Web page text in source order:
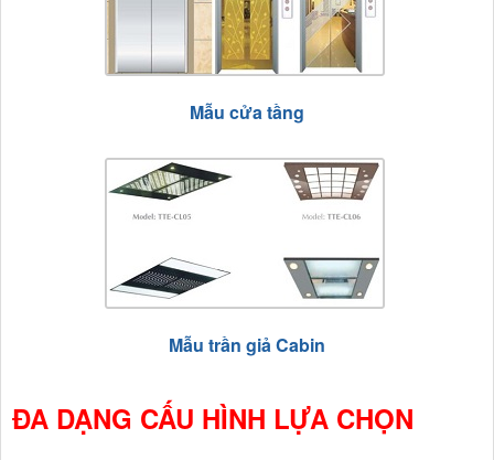
Mẫu cửa tầng
Mẫu trần giả Cabin
ĐA DẠNG CẤU HÌNH LỰA CHỌN